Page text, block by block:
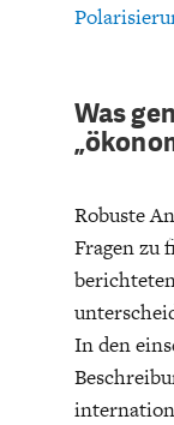
Was
Robuste
Fragen zu
In den